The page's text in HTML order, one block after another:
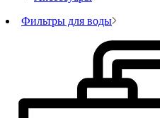
Фильтры для воды